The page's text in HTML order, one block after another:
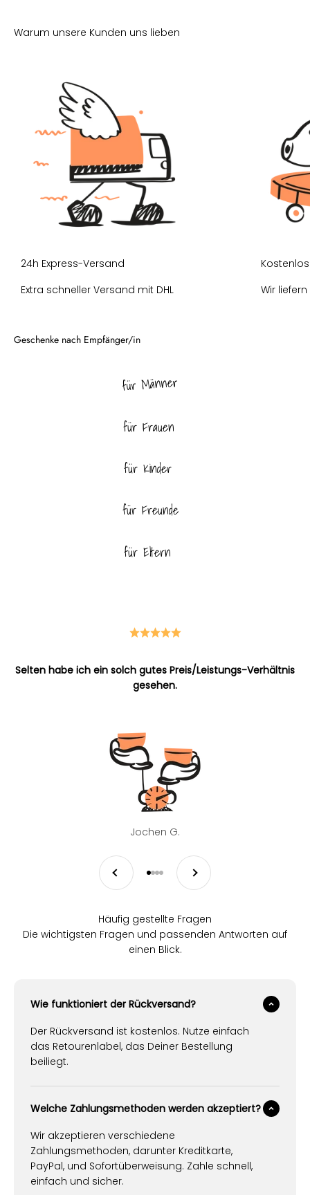
24h Express-Versand
Extra schneller Versand mit DHL
Wir
für Männer
für Frauen
für Kinder
für Freunde
für Eltern
Selten habe ich ein solch gutes Preis/Leistungs-Verhältnis
gesehen.
Jochen G.
Zurück
Gehe zu Element 1
Gehe zu Element 2
Gehe zu Element 3
Gehe zu Element 4
Vor
Häufig gestellte Fragen
Die wichtigsten Fragen und passenden Antworten auf
einen Blick.
Wie funktioniert der Rückversand?
Der Rückversand ist kostenlos. Nutze einfach
das Retourenlabel, das Deiner Bestellung
beiliegt.
Welche Zahlungsmethoden werden akzeptiert?
Wir akzeptieren verschiedene
Zahlungsmethoden, darunter Kreditkarte,
PayPal, und Sofortüberweisung. Zahle schnell,
einfach und sicher.